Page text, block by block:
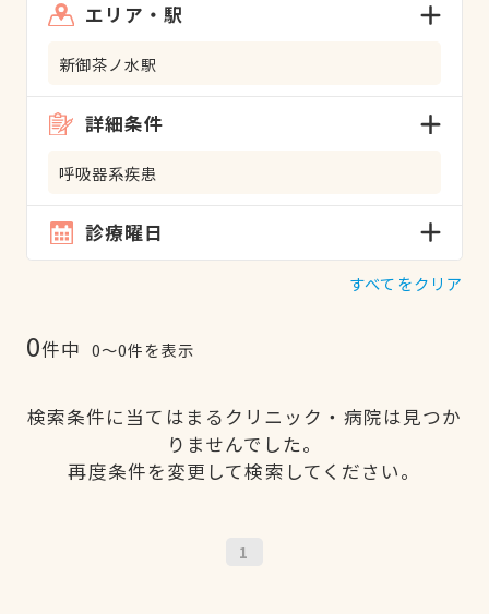
エリア・駅
新御茶ノ水駅
詳細条件
呼吸器系疾患
診療曜日
すべてをクリア
0件中 0〜0件を表示
検索条件に当てはまるクリニック・病院は見つか
りませんでした。
再度条件を変更して検索してください。
1